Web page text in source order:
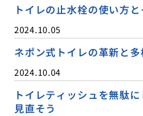
トイレの止水栓の使い方
2024.10.05
ネポン式トイレの革新と
2024.10.04
トイレティッシュを無駄
見直そう